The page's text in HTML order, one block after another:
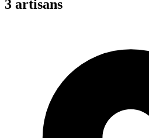
3 artisans